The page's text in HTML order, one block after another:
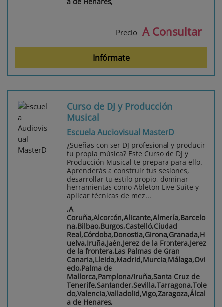
Precio A Consultar
Infórmate
Curso de DJ y Producción
Musical
Escuela Audiovisual MasterD
¿Sueñas con ser DJ profesional y producir
tu propia música? Este Curso de DJ y
Producción Musical te prepara para ello.
Aprenderás a construir tus sesiones,
desarrollar tu estilo propio, dominar
herramientas como Ableton Live Suite y
aplicar técnicas de mez...
,A
Coruña,Alcorcón,Alicante,Almería,Barcelo
na,Bilbao,Burgos,Castelló,Ciudad
Real,Córdoba,Donostia,Girona,Granada,H
uelva,Iruña,Jaén,Jerez de la Frontera,Jerez
de la frontera,Las Palmas de Gran
Canaria,Lleida,Madrid,Murcia,Málaga,Ovi
edo,Palma de
Mallorca,Pamplona/Iruña,Santa Cruz de
Tenerife,Santander,Sevilla,Tarragona,Tole
do,Valencia,Valladolid,Vigo,Zaragoza,Álcal
a de Henares,